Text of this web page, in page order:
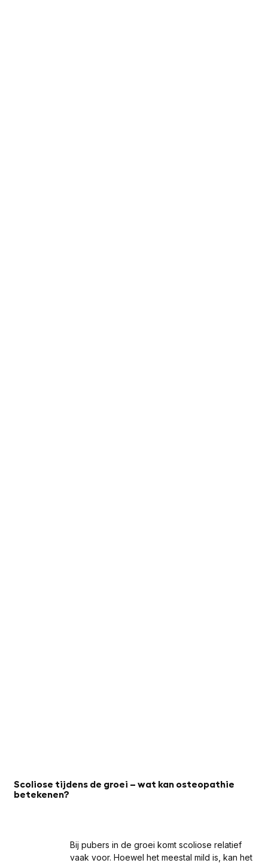
Scoliose tijdens de groei – wat kan osteopathie
betekenen?
Bij pubers in de groei komt scoliose relatief
vaak voor. Hoewel het meestal mild is, kan het